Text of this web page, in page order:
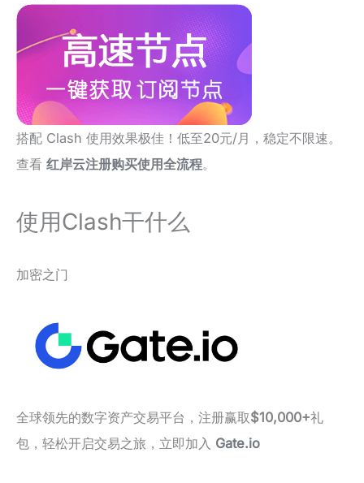
搭配 Clash 使用效果极佳！低至20元/月，稳定不限速。
查看 红岸云注册购买使用全流程。
使用Clash干什么
加密之门
全球领先的数字资产交易平台，注册赢取$10,000+礼
包，轻松开启交易之旅，立即加入 Gate.io